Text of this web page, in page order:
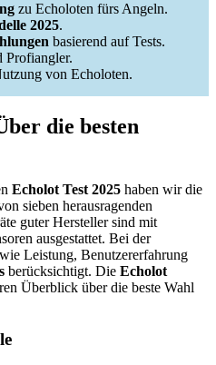
zu Echoloten fürs Angeln.
2025.
basierend auf Tests.
Profiangler.
von Echoloten.
die besten
Echolot Test 2025 haben wir die
sieben herausragenden
guter Hersteller sind mit
ausgestattet. Bei der
Leistung, Benutzererfahrung
berücksichtigt. Die Echolot
Überblick über die beste Wahl